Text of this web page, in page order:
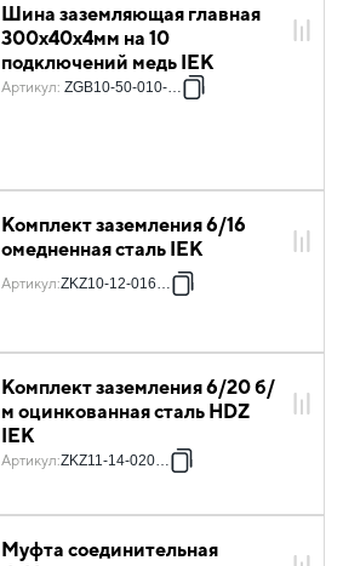
Шина заземляющая главная
300х40х4мм на 10
подключений медь IEK
Артикул: ZGB10-50-010-300
Комплект заземления 6/16
омедненная сталь IEK
Артикул:ZKZ10-12-016-06
Комплект заземления 6/20 б/
м оцинкованная сталь HDZ
IEK
Артикул:ZKZ11-14-020-06
Муфта соединительная